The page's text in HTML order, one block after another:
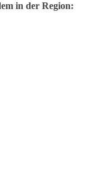
in der Region: